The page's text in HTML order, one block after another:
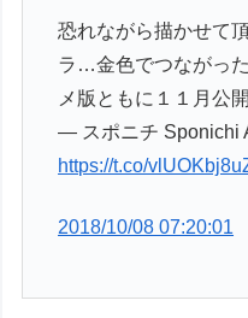
恐れながら描かせて
ラ…金色でつながっ
メ版ともに１１月公
― スポニチ Sponichi
https://t.co/
2018/10/08 07:20:01